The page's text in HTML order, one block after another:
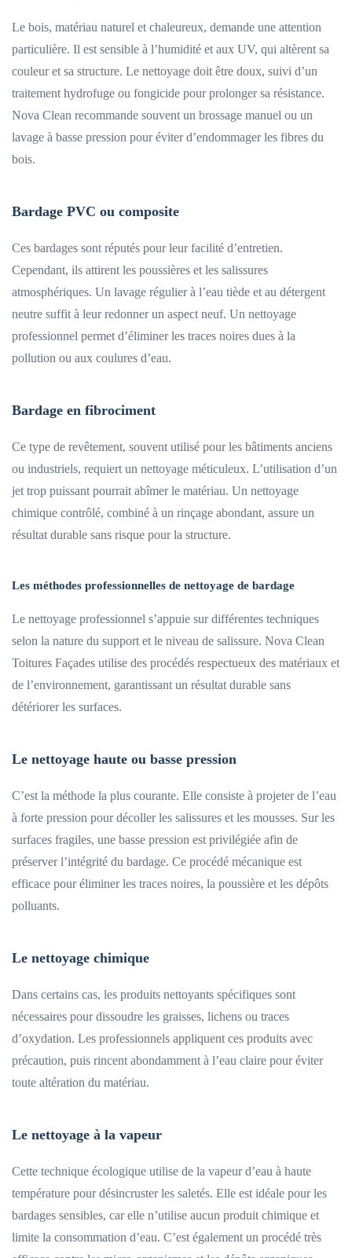
Le bois, matériau naturel et chaleureux, demande une attention
particulière. Il est sensible à l’humidité et aux UV, qui altèrent sa
couleur et sa structure. Le nettoyage doit être doux, suivi d’un
traitement hydrofuge ou fongicide pour prolonger sa résistance.
Nova Clean recommande souvent un brossage manuel ou un
lavage à basse pression pour éviter d’endommager les fibres du
bois.
Bardage PVC ou composite
Ces bardages sont réputés pour leur facilité d’entretien.
Cependant, ils attirent les poussières et les salissures
atmosphériques. Un lavage régulier à l’eau tiède et au détergent
neutre suffit à leur redonner un aspect neuf. Un nettoyage
professionnel permet d’éliminer les traces noires dues à la
pollution ou aux coulures d’eau.
Bardage en fibrociment
Ce type de revêtement, souvent utilisé pour les bâtiments anciens
ou industriels, requiert un nettoyage méticuleux. L’utilisation d’un
jet trop puissant pourrait abîmer le matériau. Un nettoyage
chimique contrôlé, combiné à un rinçage abondant, assure un
résultat durable sans risque pour la structure.
Les méthodes professionnelles de nettoyage de bardage
Le nettoyage professionnel s’appuie sur différentes techniques
selon la nature du support et le niveau de salissure. Nova Clean
Toitures Façades utilise des procédés respectueux des matériaux et
de l’environnement, garantissant un résultat durable sans
détériorer les surfaces.
Le nettoyage haute ou basse pression
C’est la méthode la plus courante. Elle consiste à projeter de l’eau
à forte pression pour décoller les salissures et les mousses. Sur les
surfaces fragiles, une basse pression est privilégiée afin de
préserver l’intégrité du bardage. Ce procédé mécanique est
efficace pour éliminer les traces noires, la poussière et les dépôts
polluants.
Le nettoyage chimique
Dans certains cas, les produits nettoyants spécifiques sont
nécessaires pour dissoudre les graisses, lichens ou traces
d’oxydation. Les professionnels appliquent ces produits avec
précaution, puis rincent abondamment à l’eau claire pour éviter
toute altération du matériau.
Le nettoyage à la vapeur
Cette technique écologique utilise de la vapeur d’eau à haute
température pour désincruster les saletés. Elle est idéale pour les
bardages sensibles, car elle n’utilise aucun produit chimique et
limite la consommation d’eau. C’est également un procédé très